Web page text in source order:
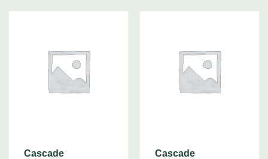
Cascade
Cascade